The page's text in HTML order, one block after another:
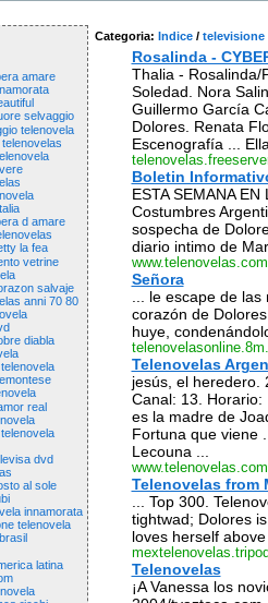
amare
selvaggio
telenovela
d amare
la fea
vetrine
salvaje
anni 70 80
diabla
real
dvd
al sole
innamorata
telenovela
latina
Categoria: Indice / televisione
Rosalinda -
Thalia - Rosalinda/
Soledad. Nora
Guillermo García
Dolores. Renata
Escenografía ...
Boletin
ESTA SEMANA
Costumbres
sospecha de
diario intimo de
Señora
... le escape de
corazón de
huye,
Telenovelas
jesús, el heredero.
Canal: 13. Horario:
es la madre de
Fortuna que viene
Lecouna ...
Telenovelas from
... Top 300.
tightwad; Dolores
loves herself
Telenovelas
¡A Vanessa los